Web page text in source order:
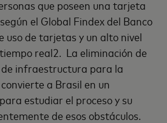
que poseen una tarjeta
el Global Findex del Banco
uso de tarjetas y un alto nivel
real2 . La eliminación de
infraestructura para la
a Brasil en un
estudiar el proceso y su
de esos obstáculos.